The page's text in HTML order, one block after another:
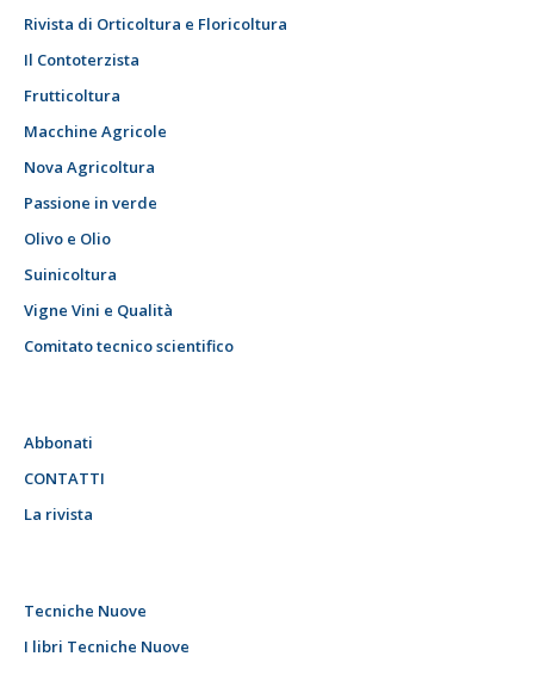
Rivista di Orticoltura e Floricoltura
Il Contoterzista
Frutticoltura
Macchine Agricole
Nova Agricoltura
Passione in verde
Olivo e Olio
Suinicoltura
Vigne Vini e Qualità
Comitato tecnico scientifico
Abbonati
CONTATTI
La rivista
Tecniche Nuove
I libri Tecniche Nuove